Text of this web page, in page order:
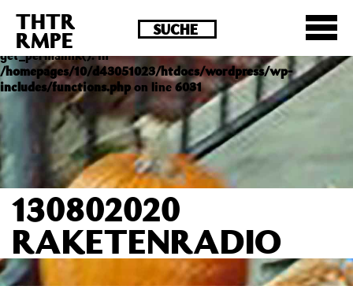
Deprecated : Die Funktion post_permalink ist seit
Version 4.4.0 veraltet! Verwende stattdessen
get_permalink(). in
/homepages/10/d43051023/htdocs/wordpress/wp-
includes/functions.php on line 6031
THTR
RMPE
130802020
RAKETENRADIO